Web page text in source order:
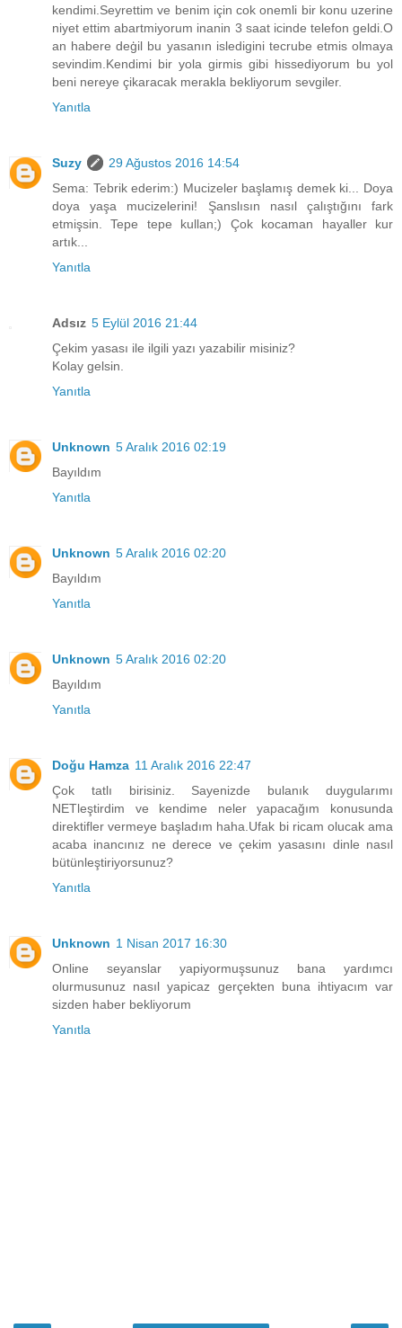
kendimi.Seyrettim ve benim için cok onemli bir konu uzerine
niyet ettim abartmiyorum inanin 3 saat icinde telefon geldi.O
an habere deģil bu yasanın isledigini tecrube etmis olmaya
sevindim.Kendimi bir yola girmis gibi hissediyorum bu yol
beni nereye çikaracak merakla bekliyorum sevgiler.
Yanıtla
Suzy
29 Ağustos 2016 14:54
Sema: Tebrik ederim:) Mucizeler başlamış demek ki... Doya
doya yaşa mucizelerini! Şanslısın nasıl çalıştığını fark
etmişsin. Tepe tepe kullan;) Çok kocaman hayaller kur
artık...
Yanıtla
Adsız 5 Eylül 2016 21:44
Çekim yasası ile ilgili yazı yazabilir misiniz?
Kolay gelsin.
Yanıtla
Unknown 5 Aralık 2016 02:19
Bayıldım
Yanıtla
Unknown 5 Aralık 2016 02:20
Bayıldım
Yanıtla
Unknown 5 Aralık 2016 02:20
Bayıldım
Yanıtla
Doğu Hamza 11 Aralık 2016 22:47
Çok tatlı birisiniz. Sayenizde bulanık duygularımı
NETleştirdim ve kendime neler yapacağım konusunda
direktifler vermeye başladım haha.Ufak bi ricam olucak ama
acaba inancınız ne derece ve çekim yasasını dinle nasıl
bütünleştiriyorsunuz?
Yanıtla
Unknown 1 Nisan 2017 16:30
Online seyanslar yapiyormuşsunuz bana yardımcı
olurmusunuz nasıl yapicaz gerçekten buna ihtiyacım var
sizden haber bekliyorum
Yanıtla